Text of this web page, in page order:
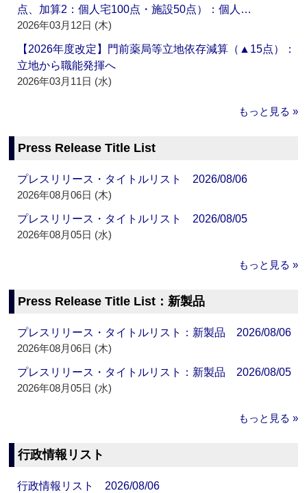
点、加算2：個人宅100点・施設50点）：個人…
2026年03月12日 (木)
【2026年度改定】門前薬局等立地依存減算（▲15点）：
立地から職能発揮へ
2026年03月11日 (水)
もっと見る »
Press Release Title List
プレスリリース・タイトルリスト 2026/08/06
2026年08月06日 (木)
プレスリリース・タイトルリスト 2026/08/05
2026年08月05日 (水)
もっと見る »
Press Release Title List：新製品
プレスリリース・タイトルリスト：新製品 2026/08/06
2026年08月06日 (木)
プレスリリース・タイトルリスト：新製品 2026/08/05
2026年08月05日 (水)
もっと見る »
行政情報リスト
行政情報リスト 2026/08/06